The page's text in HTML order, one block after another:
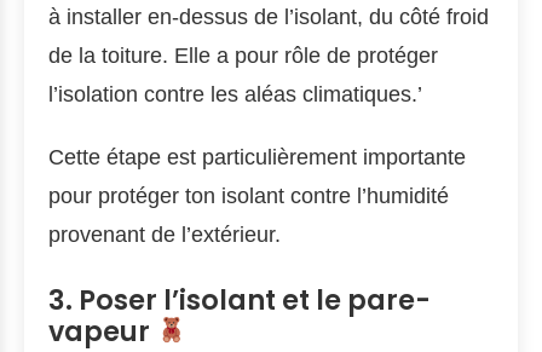
à installer en-dessus de l’isolant, du côté froid
de la toiture. Elle a pour rôle de protéger
l’isolation contre les aléas climatiques.’
Cette étape est particulièrement importante
pour protéger ton isolant contre l’humidité
provenant de l’extérieur.
3. Poser l’isolant et le pare-
vapeur